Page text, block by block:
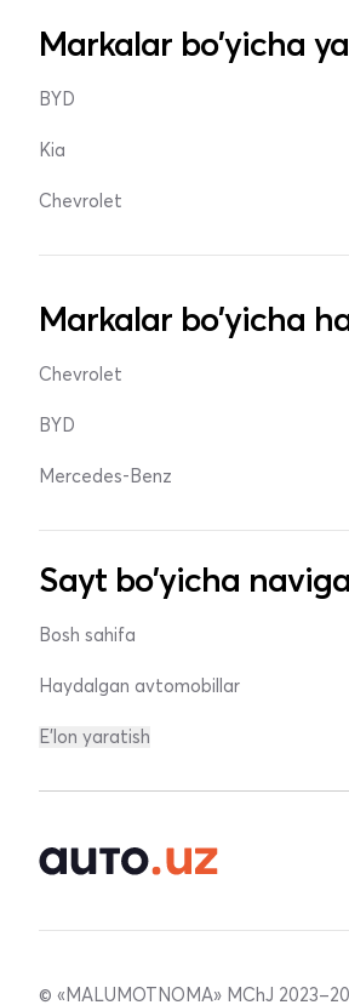
Markalar bo'yicha
BYD
Kia
Chevrolet
Markalar bo'yicha
Chevrolet
BYD
Mercedes-Benz
Sayt bo'yicha
Bosh sahifa
Haydalgan avtomobillar
E'lon yaratish
© «MALUMOTNOMA» MChJ